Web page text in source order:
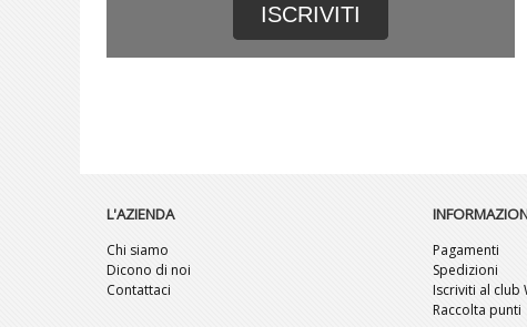
ISCRIVITI
L'AZIENDA
Chi siamo
Dicono di noi
Contattaci
Pagamenti
Spedizioni
Iscriviti al club
Raccolta punti